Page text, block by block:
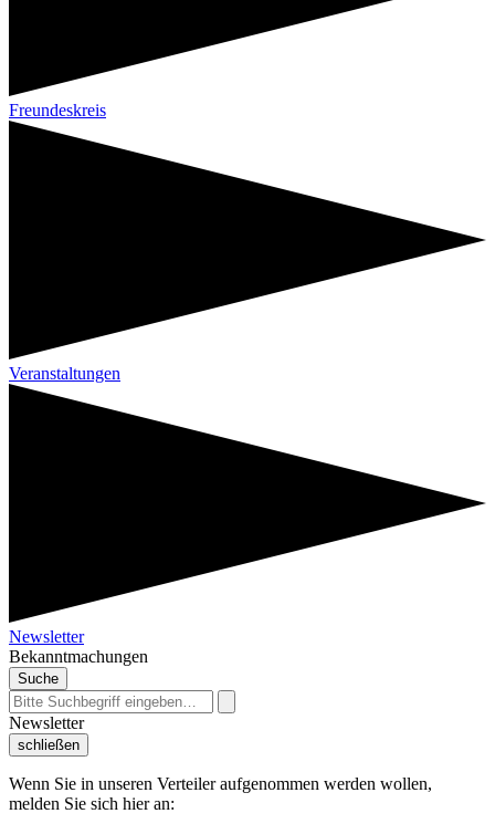
Freundeskreis
Veranstaltungen
Newsletter
Bekanntmachungen
Suche
Newsletter
schließen
Wenn Sie in unseren Verteiler aufgenommen werden wollen,
melden Sie sich hier an: